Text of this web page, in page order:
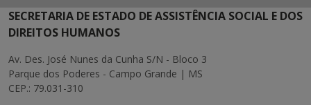
SECRETARIA DE ESTADO DE ASSISTÊNCIA SOCIAL E DOS
DIREITOS HUMANOS
Av. Des. José Nunes da Cunha S/N - Bloco 3
Parque dos Poderes - Campo Grande | MS
CEP.: 79.031-310